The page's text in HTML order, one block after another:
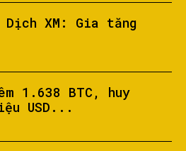
Dịch XM: Gia tăng
1.638 BTC, huy
USD...